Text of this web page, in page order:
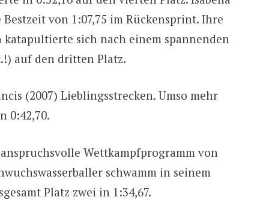
von 1:07,75 im Rückensprint. Ihre
katapultierte sich nach einem spannenden
auf den dritten Platz.
(2007) Lieblingsstrecken. Umso mehr
0:42,70.
Wettkampfprogramm von
schwamm in seinem
Platz zwei in 1:34,67.